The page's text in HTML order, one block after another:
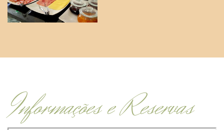
Informações e Reservas